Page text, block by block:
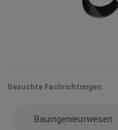
Gesuchte Fachrichtungen:
Bauingenieurwesen